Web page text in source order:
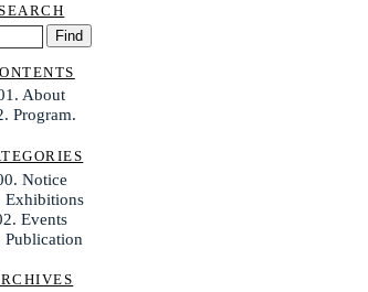
About
Program.
Notice
Exhibitions
Events
Publication